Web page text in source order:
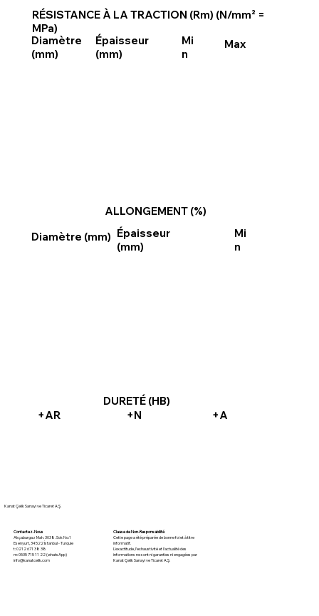
Max
Mi
n
Épaisseur
(mm)
Diamètre
(mm)
RÉSISTANCE À LA TRACTION (Rm) (N/mm² =
MPa)
Mi
n
Épaisseur
(mm)
Diamètre (mm)
ALLONGEMENT (%)
DURETÉ (HB)
+AR
+N +A
Kanat Çelik Sanayi ve Ticaret A.Ş.
Contactez-Nous
Akçaburgaz Mah. 3038. Sok No:1
Esenyurt, 34522 İstanbul - Turquie
t: 0212 671 38 38
m: 0535 715 11 22 (whatsApp)
info@kanatcelik.com
Clause de Non-Responsabilité
Cette page a été préparée de bonne foi et à titre
informatif.
L’exactitude, l’exhaustivité et l’actualité des
informations ne sont ni garanties ni engagées par
Kanat Çelik Sanayi ve Ticaret A.Ş.